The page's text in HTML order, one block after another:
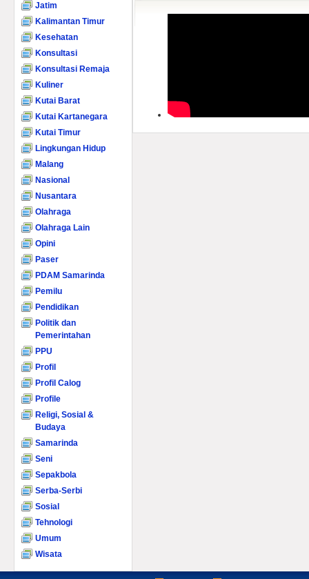
Jatim
Kalimantan Timur
Kesehatan
Konsultasi
Konsultasi Remaja
Kuliner
Kutai Barat
Kutai Kartanegara
Kutai Timur
Lingkungan Hidup
Malang
Nasional
Nusantara
Olahraga
Olahraga Lain
Opini
Paser
PDAM Samarinda
Pemilu
Pendidikan
Politik dan
Pemerintahan
PPU
Profil
Profil Calog
Profile
Religi, Sosial &
Budaya
Samarinda
Seni
Sepakbola
Serba-Serbi
Sosial
Tehnologi
Umum
Wisata